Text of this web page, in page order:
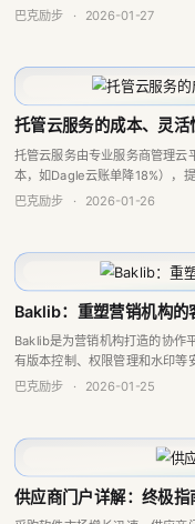
等）、实时沟通（安全聊天并沉
巴克励步 · 2026-01-27
托管云服务的成本、灵
托管云服务由专业服务商管理云
本，如Dagle云账单降18%），
度安全防护（如Tanmer成功防
巴克励步 · 2026-01-26
Baklib：重塑营销机构的
Baklib是为营销机构打造的协作
有版本控制、权限管理和水印等
移动访问，保障资产安全并加速
巴克励步 · 2026-01-25
供应商门户详解：终极指